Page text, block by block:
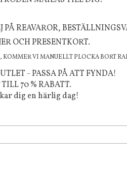
INSTAGRAM @JBHOME
och roliga happenings!
PÅ REAVAROR,
OCH PRESENTKORT.
KOMMER VI MANUELLT PLOCKA BORT
- PASSA PÅ ATT FYNDA!
TILL 70 % RABATT.
dig en härlig dag!